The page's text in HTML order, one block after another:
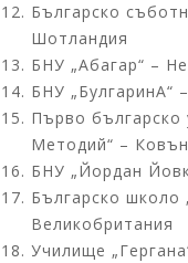
Българско
Шотландия
БНУ „Абагар“ –
БНУ „БулгаринА“
Първо българско
Методий“ –
БНУ „Йордан
Българско школо
Великобритания
Училище